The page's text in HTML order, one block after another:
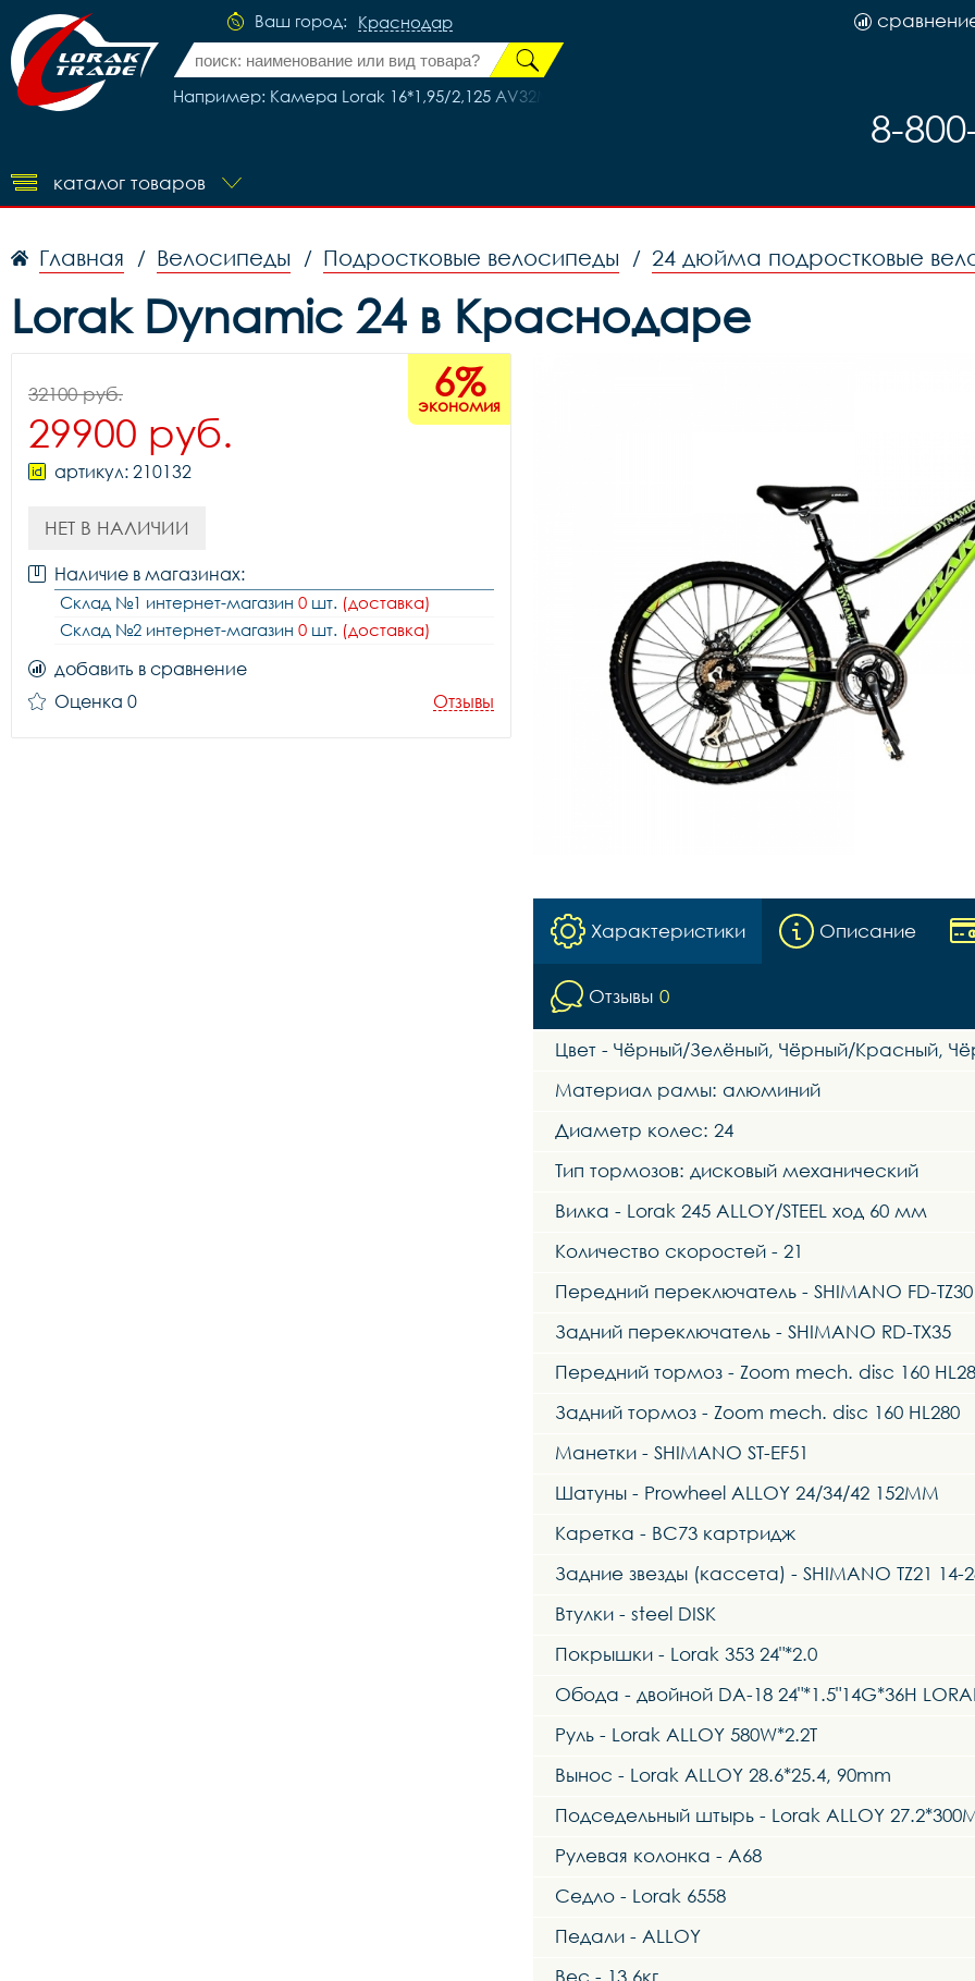
Ваш город: Краснодар
Например: Камера Lorak 16*1,95/2,125 AV32MM, код 16501
8-
каталог товаров
Главная / Велосипеды / Подростковые велосипеды / 24 дюйма подростковые
Lorak Dynamic 24 в Краснодаре
6%
экономия
32100 руб.
29900 руб.
артикул: 210132
НЕТ В НАЛИЧИИ
Наличие в магазинах:
Склад №1 интернет-магазин 0 шт. (доставка)
Склад №2 интернет-магазин 0 шт. (доставка)
добавить в сравнение
Оценка 0
Отзывы
Характеристики Описание
Отзывы 0
Цвет - Чёрный/Зелёный, Чёрный/Красный,
Материал рамы: алюминий
Диаметр колес: 24
Тип тормозов: дисковый механический
Вилка - Lorak 245 ALLOY/STEEL ход 60 мм
Количество скоростей - 21
Передний переключатель - SHIMANO FD-TZ30
Задний переключатель - SHIMANO RD-TX35
Передний тормоз - Zoom mech. disc 160
Задний тормоз - Zoom mech. disc 160 HL280
Манетки - SHIMANO ST-EF51
Шатуны - Prowheel ALLOY 24/34/42 152MM
Каретка - BC73 картридж
Задние звезды (кассета) - SHIMANO TZ21 14-
Втулки - steel DISK
Покрышки - Lorak 353 24"*2.0
Обода - двойной DA-18 24"*1.5"14G*36H
Руль - Lorak ALLOY 580W*2.2T
Вынос - Lorak ALLOY 28.6*25.4, 90mm
Подседельный штырь - Lorak ALLOY
Рулевая колонка - A68
Седло - Lorak 6558
Педали - ALLOY